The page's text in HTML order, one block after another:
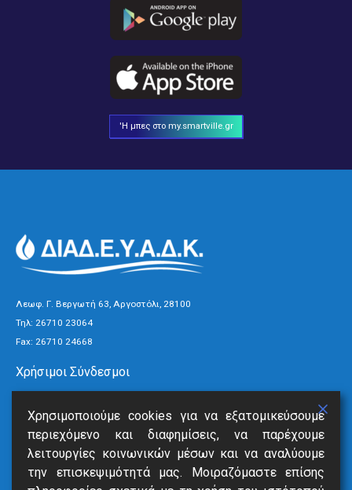
'Η μπες στο my.smartville.gr
Λεωφ. Γ. Βεργωτή 63, Αργοστόλι, 28100
Τηλ: 26710 23064
Fax: 26710 24668
Χρήσιμοι Σύνδεσμοι
Ανακοινώσεις
Νέα
Επικοινωνία
Χρησιμοποιούμε cookies για να εξατομικεύσουμε
περιεχόμενο και διαφημίσεις, να παρέχουμε
λειτουργίες κοινωνικών μέσων και να αναλύουμε
την επισκεψιμότητά μας. Μοιραζόμαστε επίσης